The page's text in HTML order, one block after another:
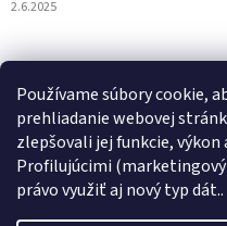
Používame súbory cookie,
prehliadanie webovej
zlepšovali jej funkcie,
Profilujúcimi
právo využiť aj nový typ dát.
2.6.2025